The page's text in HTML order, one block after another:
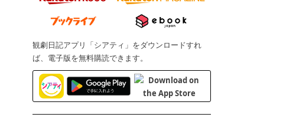
観劇日記アプリ「シアティ」をダウンロードすれ
ば、電子版を無料購読できます。